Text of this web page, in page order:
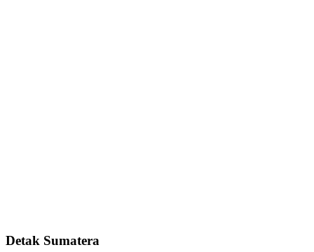
Detak Sumatera